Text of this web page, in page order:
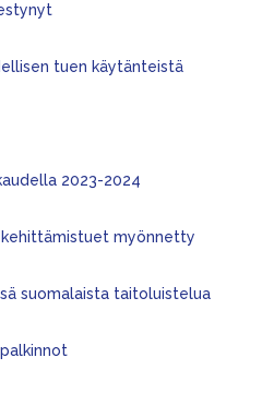
tuen käytänteistä
2023-2024
kehittämistuet myönnetty
suomalaista taitoluistelua